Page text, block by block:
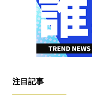
注目記事